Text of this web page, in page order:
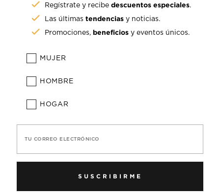
Regístrate y recibedescuentos especiales.
Las últimastendencias y noticias.
Promociones, beneficios y eventos únicos.
MUJER
HOMBRE
HOGAR
TU CORREO ELECTRÓNICO
SUSCRIBIRME